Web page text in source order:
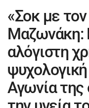
«Σοκ με
Μαζωνάκη:
αλόγιστη
Αγωνία της